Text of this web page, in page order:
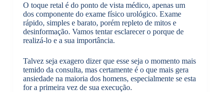
O toque retal é do ponto de vista médico, apenas um
dos componente do exame físico urológico. Exame
rápido, simples e barato, porém repleto de mitos e
desinformação. Vamos tentar esclarecer o porque de
realizá-lo e a sua importância.
Talvez seja exagero dizer que esse seja o momento mais
temido da consulta, mas certamente é o que mais gera
ansiedade na maioria dos homens, especialmente se esta
for a primeira vez de sua execução.